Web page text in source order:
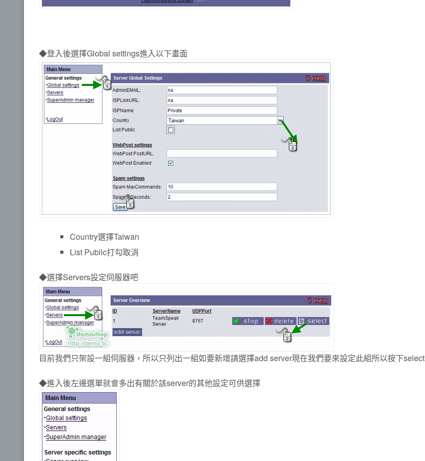
◆登入後選擇Global settings進入以下畫面
Country選擇Taiwan
List Pubilc打勾取消
◆選擇Servers設定伺服器吧
目前我們只架設一組伺服器，所以只列出一組如要新增請選擇add server現在我們要來設定此組所以按下select
◆進入後左邊選單就會多出有關於該server的其他設定可供選擇